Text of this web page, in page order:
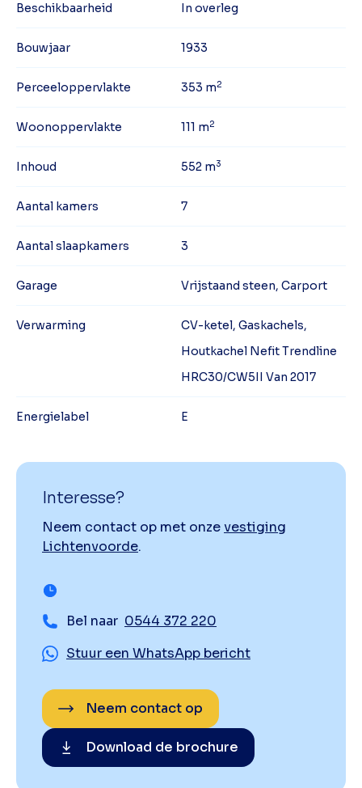
Beschikbaarheid In overleg
Bouwjaar 1933
Perceeloppervlakte 353 m2
Woonoppervlakte 111 m2
Inhoud 552 m3
Aantal kamers 7
Aantal slaapkamers 3
Garage Vrijstaand steen, Carport
Verwarming
CV-ketel, Gaskachels,
Houtkachel Nefit Trendline
HRC30/CW5II Van 2017
Energielabel E
Interesse?
Neem contact op met onzevestiging
Lichtenvoorde.
Bel naar 0544 372 220
Stuur een WhatsApp bericht
Neem contact op
Download de brochure